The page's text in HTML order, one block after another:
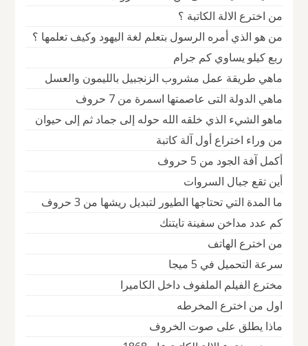
من اخترع الالة الكاتبة ؟
من هو الذي أمره الرسول بتعلم لغة اليهود وكيف تعلمها ؟
ربع كيلو يساوي كم جرام
ماهي طريقة عمل مشروب الزنجبيل بالليمون والعسل
ماهي الدولة التى عاصمتها اسمرة من 7 حروف
ماهو الشيء الذي خلقه الله حوله إلى جماد ثم إلى حيوان
من وراء اختراع أول آلة كاتبة
أكمل آفة الجود من 5 حروف
أين تقع جبال السروات
ما المدة التي تحتاجها الطيور لتبديل ريشها من 3 حروف
كم عدد مداخن سفينة تايتنك
من اخترع الهاتف
سرعة التحميل في 5 ميجا
مخترع الفيلم الملفوف داخل الكاميرا
اول من اخترع المخرطه
ماذا يطلق على صوت الخروف